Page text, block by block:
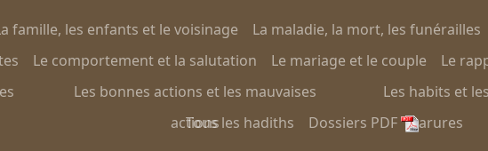
famille, les enfants et le voisinage La maladie, la mort, les funérailles
Le comportement et la salutation Le mariage et le couple Le
Les bonnes actions et les mauvaises
actions
Les habits et les
parures
Tous les hadiths Dossiers PDF